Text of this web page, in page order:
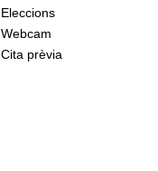
Eleccions
Webcam
Cita prèvia